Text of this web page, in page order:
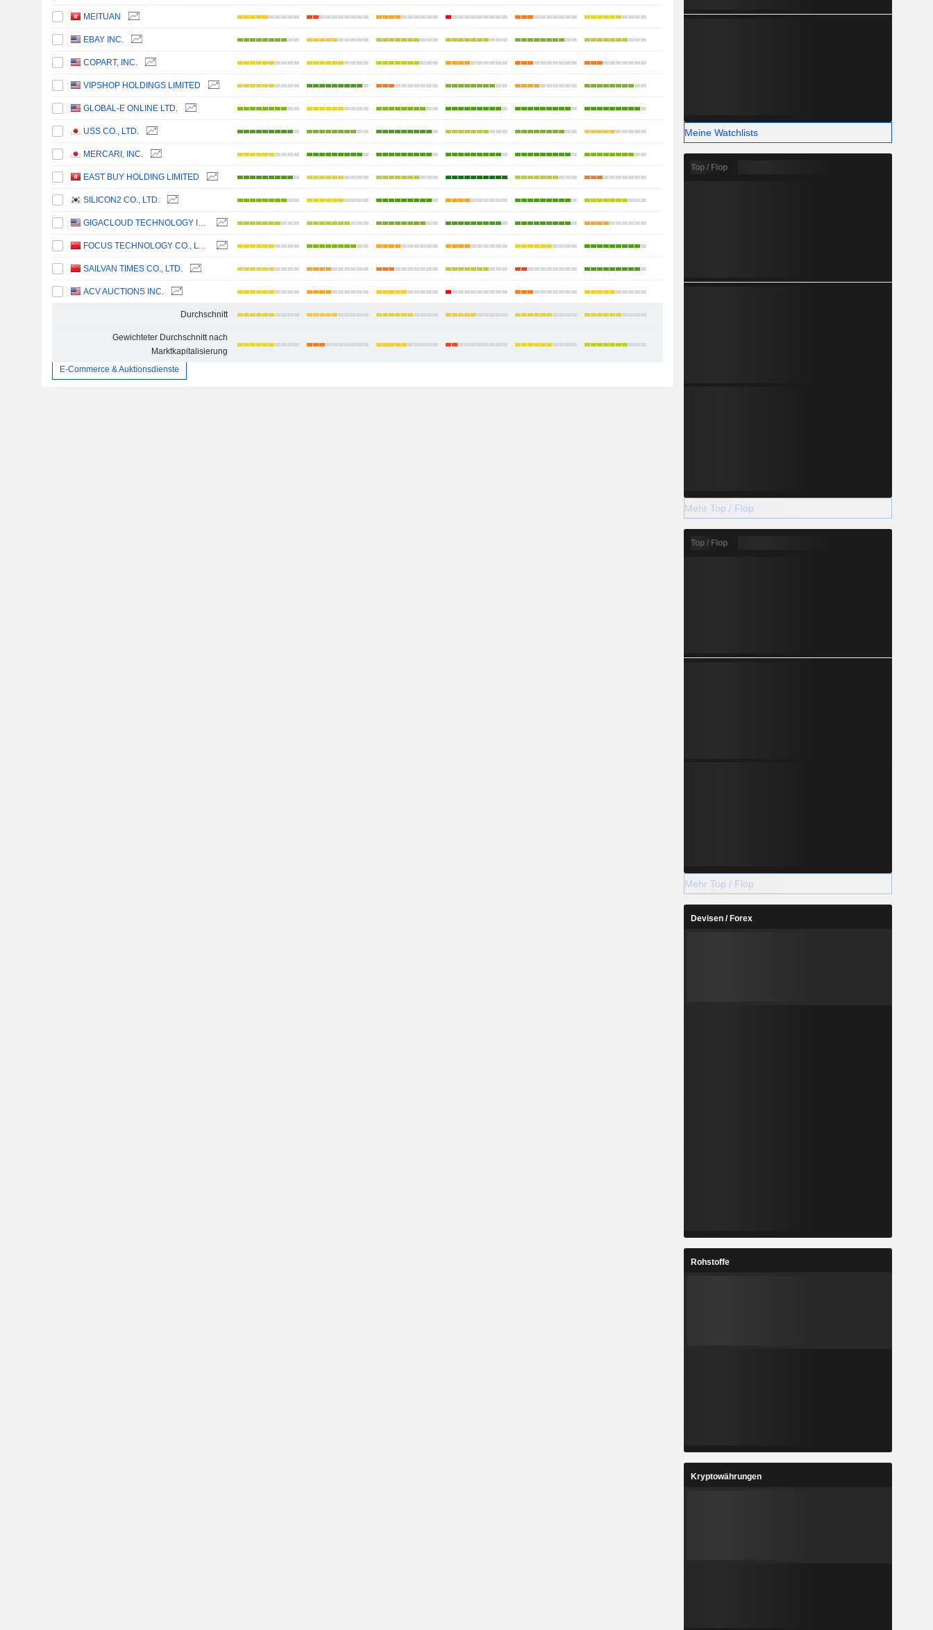
MEITUAN
EBAY INC.
COPART, INC.
VIPSHOP HOLDINGS LIMITED
GLOBAL-E ONLINE LTD.
USS CO., LTD.
MERCARI, INC.
EAST BUY HOLDING LIMITED
SILICON2 CO., LTD.
GIGACLOUD TECHNOLOGY INC.
FOCUS TECHNOLOGY CO., LTD.
SAILVAN TIMES CO., LTD.
ACV AUCTIONS INC.
Durchschnitt
Gewichteter Durchschnitt nach
Marktkapitalisierung
E-Commerce & Auktionsdienste
Meine Watchlists
Top / Flop
Mehr Top / Flop
Top / Flop
Mehr Top / Flop
Devisen / Forex
Rohstoffe
Kryptowährungen